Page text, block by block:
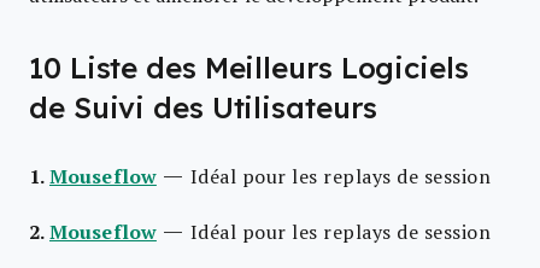
10 Liste des Meilleurs Logiciels
de Suivi des Utilisateurs
1.Mouseflow — Idéal pour les replays de session
2.Mouseflow — Idéal pour les replays de session